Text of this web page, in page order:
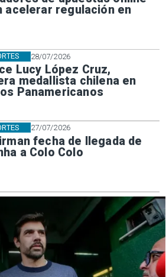
acelerar regulación en
28/07/2026
Lucy López Cruz,
medallista chilena en
Panamericanos
27/07/2026
fecha de llegada de
a Colo Colo